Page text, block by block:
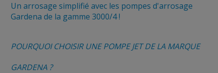
Un arrosage simplifié avec les pompes d'arrosage
Gardena de la gamme 3000/4 !
POURQUOI CHOISIR UNE POMPE JET DE LA MARQUE
GARDENA ?